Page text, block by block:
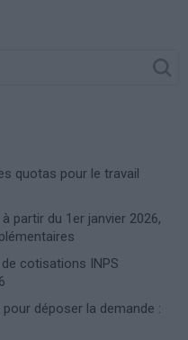
quotas pour le travail
partir du 1er janvier 2026,
cotisations INPS
déposer la demande :